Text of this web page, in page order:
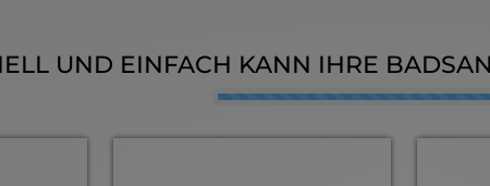
UND EINFACH KANN IHRE